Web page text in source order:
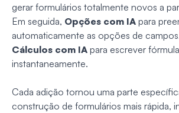
gerar formulários totalmente novos a
Em seguida, Opções com IA para
automaticamente as opções de
Cálculos com IA para escrever
instantaneamente.
Cada adição tornou uma parte
construção de formulários mais rápida,